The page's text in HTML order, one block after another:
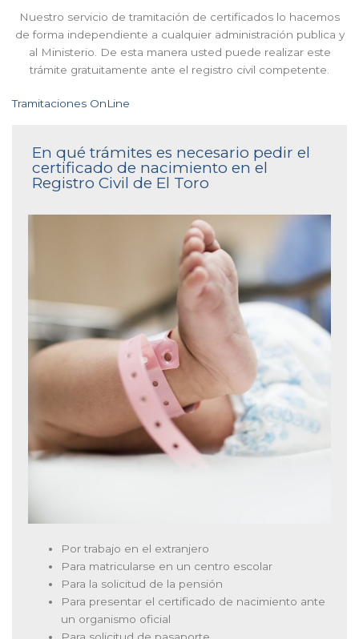
Nuestro servicio de tramitación de certificados lo hacemos
de forma independiente a cualquier administración publica y
al Ministerio. De esta manera usted puede realizar este
trámite gratuitamente ante el registro civil competente.
Tramitaciones OnLine
En qué trámites es necesario pedir el
certificado de nacimiento en el
Registro Civil de El Toro
Por trabajo en el extranjero
Para matricularse en un centro escolar
Para la solicitud de la pensión
Para presentar el certificado de nacimiento ante
un organismo oficial